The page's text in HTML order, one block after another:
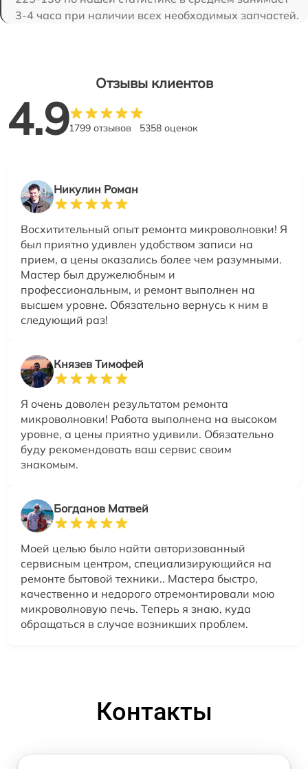
3-4 часа при наличии всех необходимых запчастей.
Отзывы клиентов
4.91799 отзывов 5358 оценок
Никулин Роман
Восхитительный опыт ремонта микроволновки! Я
был приятно удивлен удобством записи на
прием, а цены оказались более чем разумными.
Мастер был дружелюбным и
профессиональным, и ремонт выполнен на
высшем уровне. Обязательно вернусь к ним в
следующий раз!
Князев Тимофей
Я очень доволен результатом ремонта
микроволновки! Работа выполнена на высоком
уровне, а цены приятно удивили. Обязательно
буду рекомендовать ваш сервис своим
знакомым.
Богданов Матвей
Моей целью было найти авторизованный
сервисным центром, специализирующийся на
ремонте бытовой техники.. Мастера быстро,
качественно и недорого отремонтировали мою
микроволновую печь. Теперь я знаю, куда
обращаться в случае возникших проблем.
Контакты